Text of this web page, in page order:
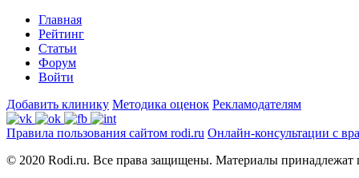
Главная
Рейтинг
Статьи
Форум
Войти
Добавить клинику Методика оценок Рекламодателям
Правила пользования сайтом rodi.ru Онлайн-консультации с
© 2020 Rodi.ru. Все права защищены. Материалы принадлежат